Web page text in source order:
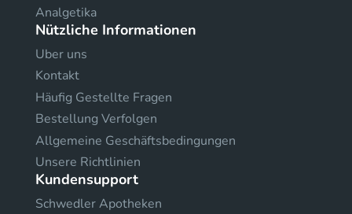
Analgetika
Nützliche Informationen
Uber uns
Kontakt
Häufig Gestellte Fragen
Bestellung Verfolgen
Allgemeine Geschäftsbedingungen
Unsere Richtlinien
Kundensupport
Schwedler Apotheken